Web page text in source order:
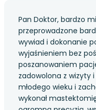
Pan Doktor, bardzo
przeprowadzone
wywiad i dokonanie
wyjaśnieniem bez
poszanowaniem
zadowolona z wizyty
młodego wieku i
wykonał